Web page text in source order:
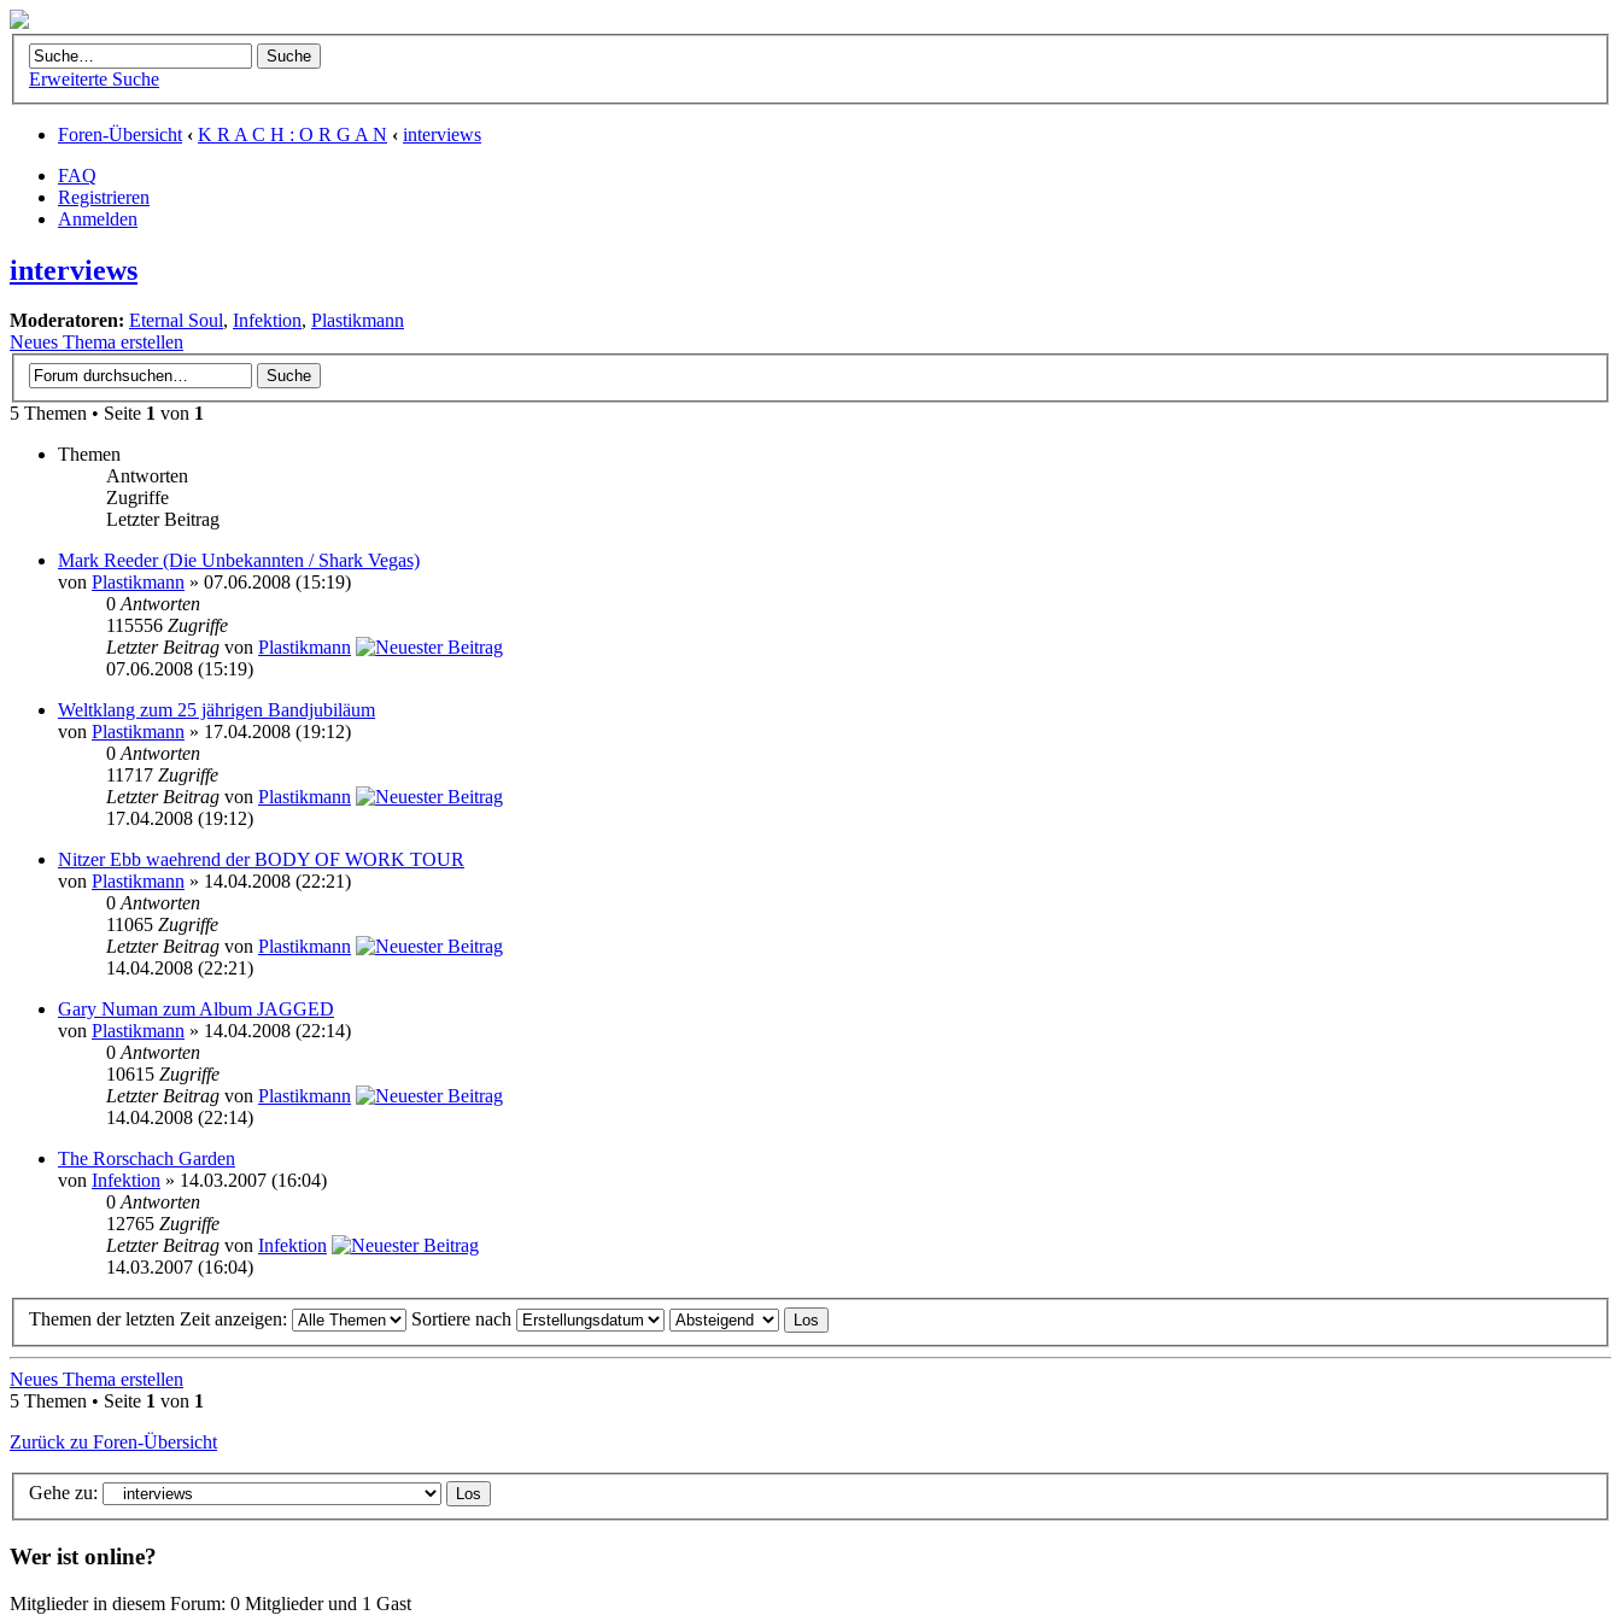
Erweiterte Suche
Foren-Übersicht ‹ K R A C H : O R G A N ‹ interviews
FAQ
Registrieren
Anmelden
interviews
Moderatoren: Eternal Soul, Infektion, Plastikmann
Neues Thema erstellen
5 Themen • Seite 1 von 1
Themen
Antworten
Zugriffe
Letzter Beitrag
Mark Reeder (Die Unbekannten / Shark Vegas)
von Plastikmann » 07.06.2008 (15:19)
0 Antworten
115556 Zugriffe
Letzter Beitrag von Plastikmann
07.06.2008 (15:19)
Weltklang zum 25 jährigen Bandjubiläum
von Plastikmann » 17.04.2008 (19:12)
0 Antworten
11717 Zugriffe
Letzter Beitrag von Plastikmann
17.04.2008 (19:12)
Nitzer Ebb waehrend der BODY OF WORK TOUR
von Plastikmann » 14.04.2008 (22:21)
0 Antworten
11065 Zugriffe
Letzter Beitrag von Plastikmann
14.04.2008 (22:21)
Gary Numan zum Album JAGGED
von Plastikmann » 14.04.2008 (22:14)
0 Antworten
10615 Zugriffe
Letzter Beitrag von Plastikmann
14.04.2008 (22:14)
The Rorschach Garden
von Infektion » 14.03.2007 (16:04)
0 Antworten
12765 Zugriffe
Letzter Beitrag von Infektion
14.03.2007 (16:04)
Themen der letzten Zeit anzeigen: Sortiere nach
Neues Thema erstellen
5 Themen • Seite 1 von 1
Zurück zu Foren-Übersicht
Gehe zu:
Wer ist online?
Mitglieder in diesem Forum: 0 Mitglieder und 1 Gast